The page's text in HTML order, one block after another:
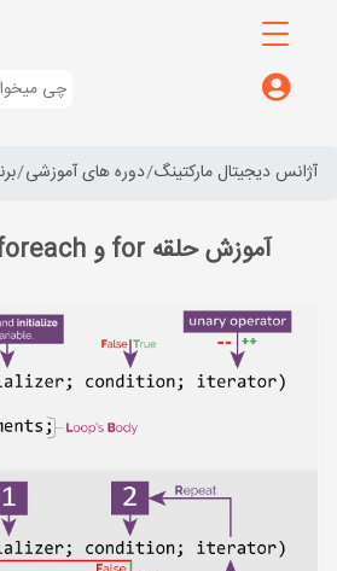
آژانس دیجیتال مارکتینگ دوره های آموزشی
آموزش حلقه for و foreach در سی شارپ